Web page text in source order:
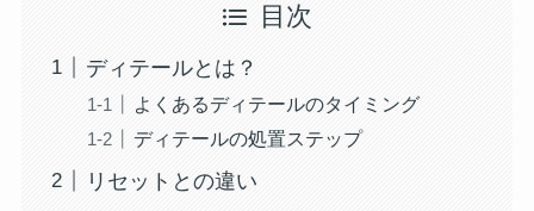
目次
ディテールとは？
よくあるディテールのタイミング
ディテールの処置ステップ
リセットとの違い